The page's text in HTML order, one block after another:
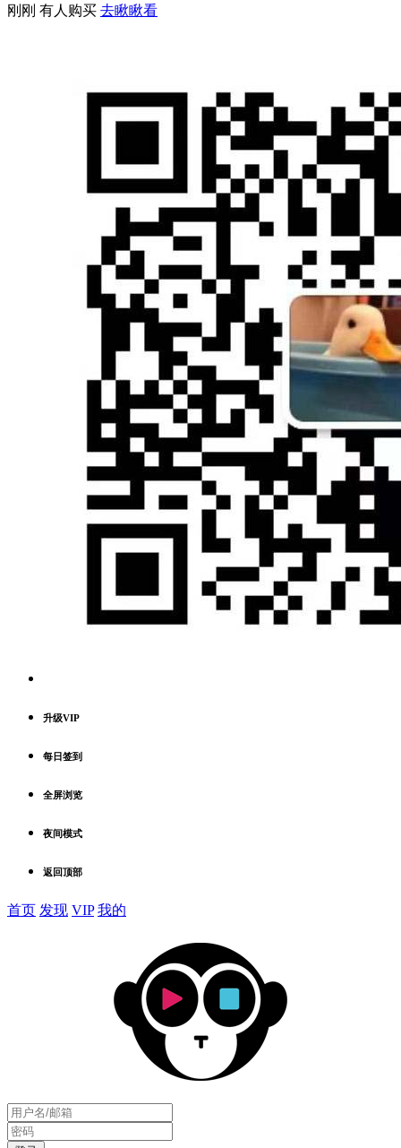
刚刚 有人购买 去瞅瞅看
升级VIP
每日签到
全屏浏览
夜间模式
返回顶部
首页 发现 VIP 我的